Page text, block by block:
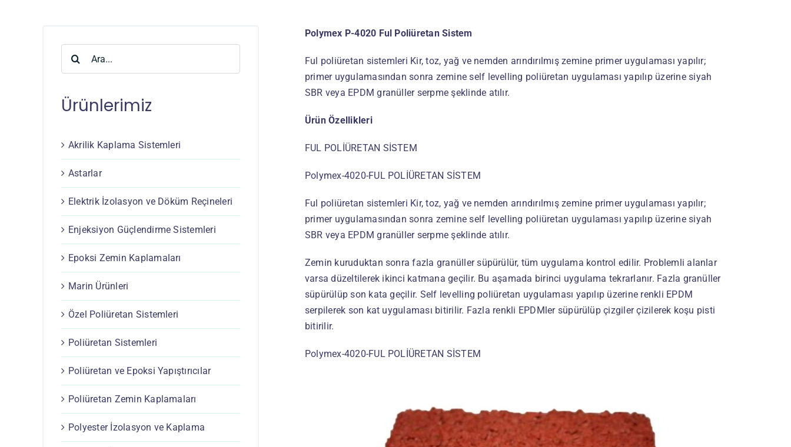
Ürünlerimiz
Akrilik Kaplama Sistemleri
Astarlar
Elektrik İzolasyon ve Döküm Reçineleri
Enjeksiyon Güçlendirme Sistemleri
Epoksi Zemin Kaplamaları
Marin Ürünleri
Özel Poliüretan Sistemleri
Poliüretan Sistemleri
Poliüretan ve Epoksi Yapıştırıcılar
Poliüretan Zemin Kaplamaları
Polyester İzolasyon ve Kaplama
Polymex P-4020 Ful Poliüretan Sistem
Ful poliüretan sistemleri Kir, toz, yağ ve nemden arındırılmış zemine primer uygulaması yapılır;
primer uygulamasından sonra zemine self levelling poliüretan uygulaması yapılıp üzerine siyah
SBR veya EPDM granüller serpme şeklinde atılır.
Ürün Özellikleri
FUL POLİÜRETAN SİSTEM
Polymex-4020-FUL POLİÜRETAN SİSTEM
Ful poliüretan sistemleri Kir, toz, yağ ve nemden arındırılmış zemine primer uygulaması yapılır;
primer uygulamasından sonra zemine self levelling poliüretan uygulaması yapılıp üzerine siyah
SBR veya EPDM granüller serpme şeklinde atılır.
Zemin kuruduktan sonra fazla granüller süpürülür, tüm uygulama kontrol edilir. Problemli alanlar
varsa düzeltilerek ikinci katmana geçilir. Bu aşamada birinci uygulama tekrarlanır. Fazla granüller
süpürülüp son kata geçilir. Self levelling poliüretan uygulaması yapılıp üzerine renkli EPDM
serpilerek son kat uygulaması bitirilir. Fazla renkli EPDMler süpürülüp çizgiler çizilerek koşu pisti
bitirilir.
Polymex-4020-FUL POLİÜRETAN SİSTEM